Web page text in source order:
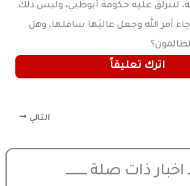
لتنزلق عليه حكومة أبوظبي، وليس ذلك
أمر الله وجعل عاليَها سافلها، وهل
اترك تعليقاً
التالي
اخبار ذات صلة ـــــــــــ